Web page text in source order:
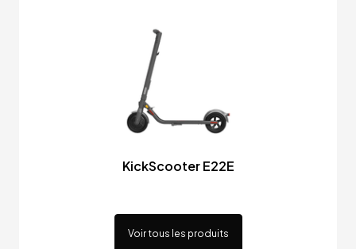
KickScooter E22E
Voir tous les produits